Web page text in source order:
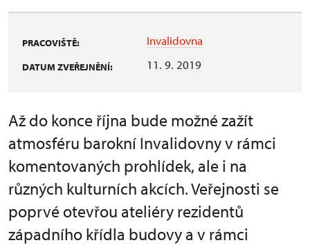
PRACOVIŠTĚ: Invalidovna
DATUM ZVEŘEJNĚNÍ: 11. 9. 2019
Až do konce října bude možné zažít
atmosféru barokní Invalidovny v rámci
komentovaných prohlídek, ale i na
různých kulturních akcích. Veřejnosti se
poprvé otevřou ateliéry rezidentů
západního křídla budovy a v rámci